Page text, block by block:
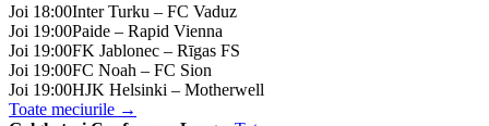
Joi 18:00Inter Turku – FC Vaduz
Joi 19:00Paide – Rapid Vienna
Joi 19:00FK Jablonec – Rīgas FS
Joi 19:00FC Noah – FC Sion
Joi 19:00HJK Helsinki – Motherwell
Toate meciurile →